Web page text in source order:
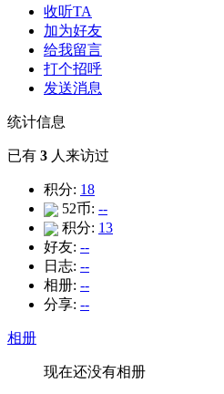
收听TA
加为好友
给我留言
打个招呼
发送消息
统计信息
已有 3 人来访过
积分: 18
52币: --
积分: 13
好友: --
日志: --
相册: --
分享: --
相册
现在还没有相册